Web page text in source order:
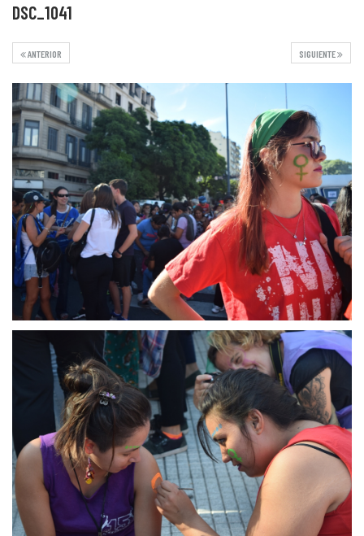
DSC_1041
SIGUIENTE
ANTERIOR